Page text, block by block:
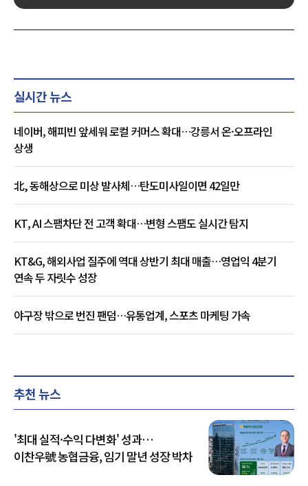
실시간 뉴스
네이버, 해피빈 앞세워 로컬 커머스 확대…강릉서 온·오프라인
상생
北, 동해상으로 미상 발사체…탄도미사일이면 42일만
KT, AI 스팸차단 전 고객 확대…변형 스팸도 실시간 탐지
KT&G, 해외사업 질주에 역대 상반기 최대 매출…영업익 4분기
연속 두 자릿수 성장
야구장 밖으로 번진 팬덤…유통업계, 스포츠 마케팅 가속
추천 뉴스
'최대 실적·수익 다변화' 성과…
이찬우號 농협금융, 임기 말년 성장 박차